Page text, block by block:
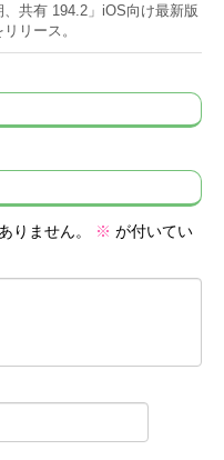
、共有 194.2」iOS向け最新版
リリース。
りません。 ※ が付いてい